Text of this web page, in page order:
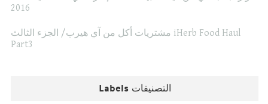
2016
مشتريات أكل من آي هيرب/ الجزء الثالث iHerb Food Haul
Part3
Labels التصنيفات